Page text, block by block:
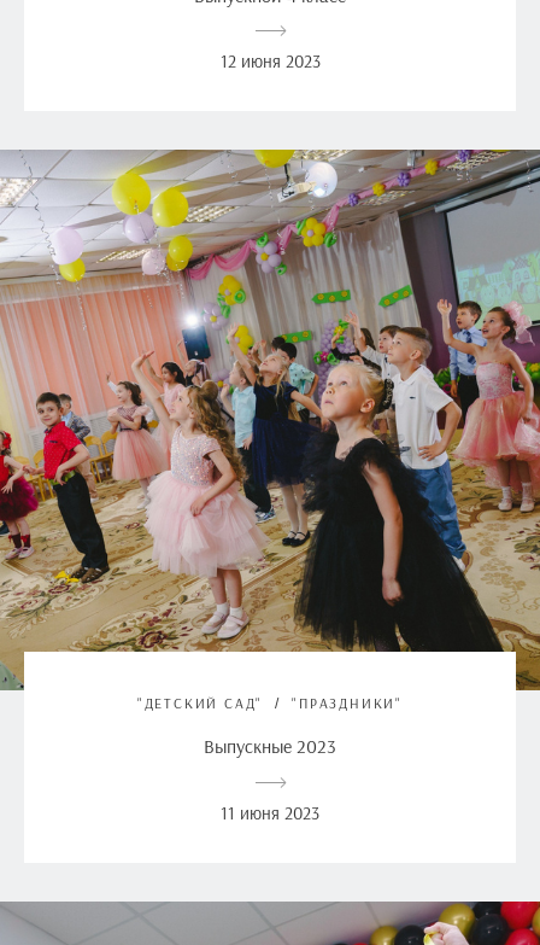
12 июня 2023
"ДЕТСКИЙ САД" "ПРАЗДНИКИ"
Выпускные 2023
11 июня 2023